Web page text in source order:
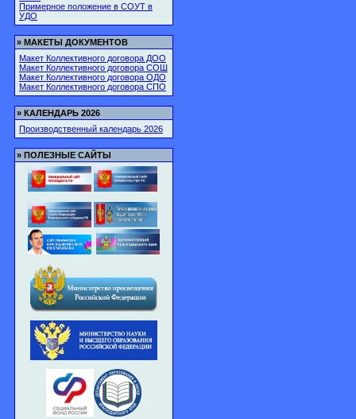
Примерное положение в СОУТ в
УДО
» МАКЕТЫ ДОКУМЕНТОВ
Макет Коллективного договора ДОО
Макет Коллективного договора СОШ
Макет Коллективного договора ОДО
Макет Коллективного договора СПО
» КАЛЕНДАРЬ 2026
Производственный календарь 2026
» ПОЛЕЗНЫЕ САЙТЫ